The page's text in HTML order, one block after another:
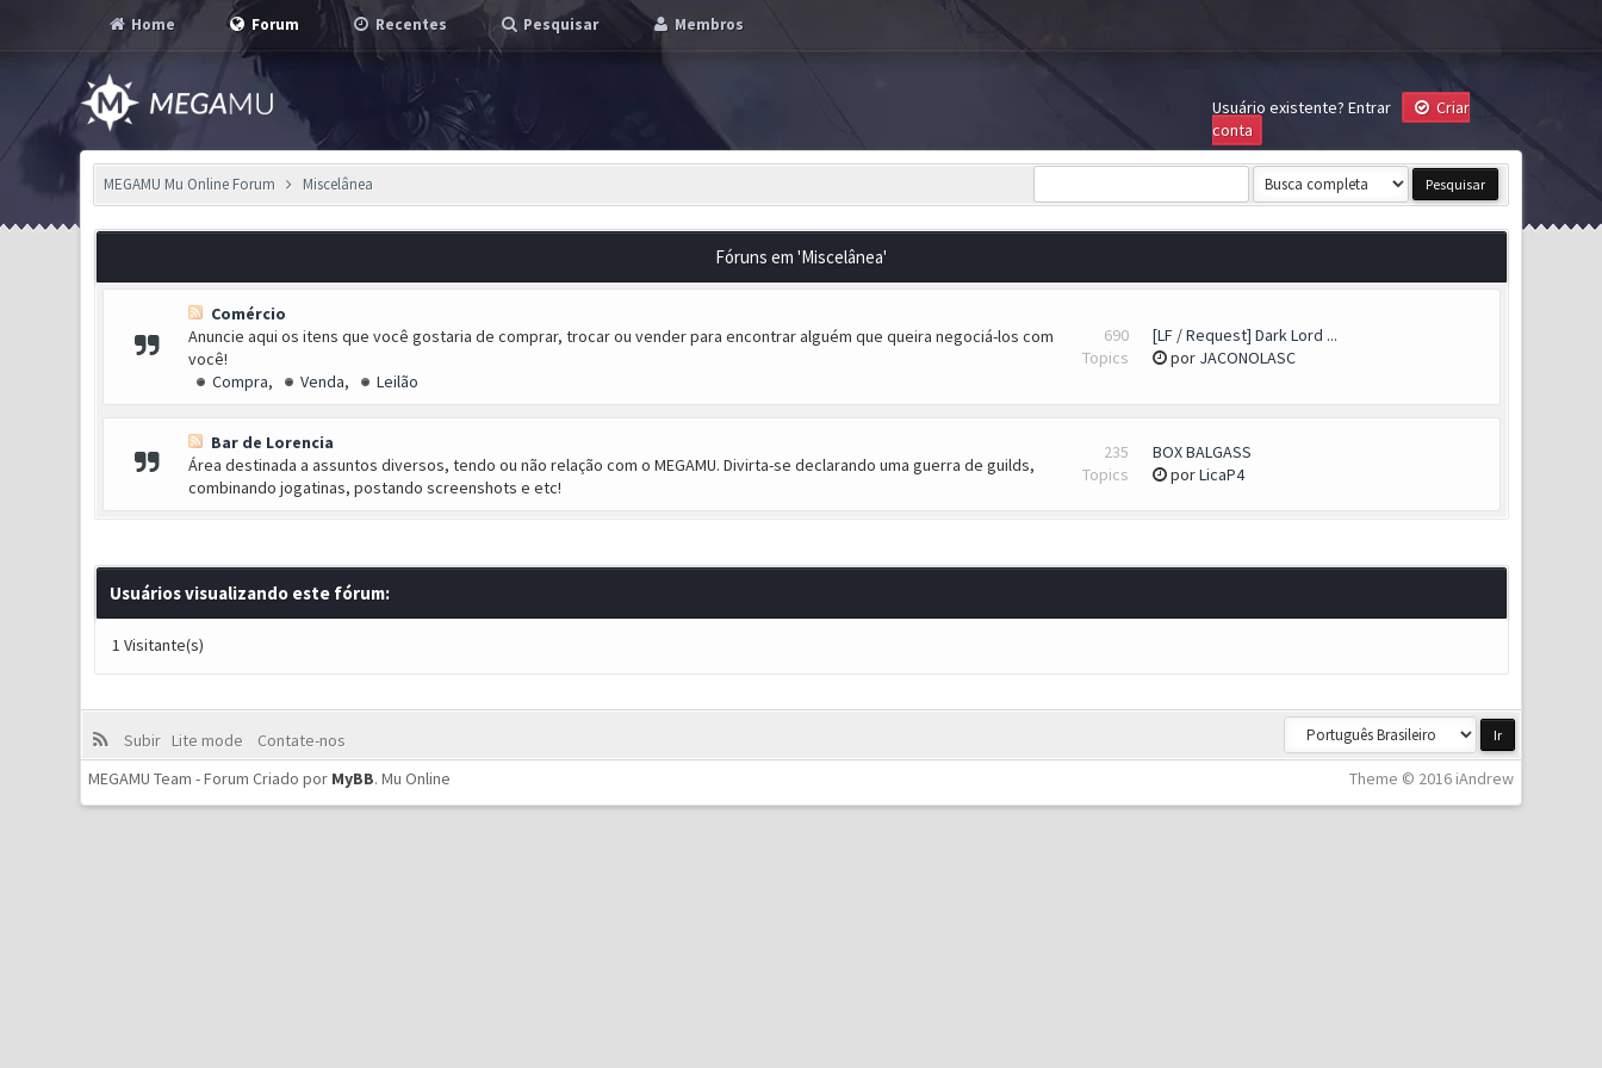
Home Forum Recentes Pesquisar Membros
Usuário existente? Entrar
Criar
conta
MEGAMU Mu Online Forum Miscelânea
Fóruns em 'Miscelânea'
Comércio
Anuncie aqui os itens que você gostaria de comprar, trocar ou vender para encontrar alguém que queira negociá-los com
você!
Compra, Venda, Leilão
690
Topics
[LF / Request] Dark Lord ...
por JACONOLASC
Bar de Lorencia
Área destinada a assuntos diversos, tendo ou não relação com o MEGAMU. Divirta-se declarando uma guerra de guilds,
combinando jogatinas, postando screenshots e etc!
235
Topics
BOX BALGASS
porLicaP4
Usuários visualizando este fórum:
1 Visitante(s)
Subir Lite mode
Contate-nos
Theme © 2016 iAndrew
MEGAMU Team - Forum Criado por MyBB.Mu Online